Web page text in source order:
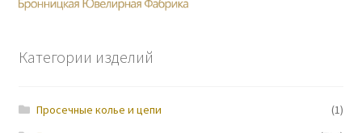
Прайс-лист
Категории изделий
Просечные колье и цепи
(1)